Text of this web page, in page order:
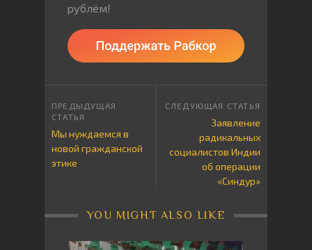
рублём!
Мы нуждаемся в
новой гражданской
этике
Заявление
радикальных
социалистов Индии
об операции
«Синдур»
YOU MIGHT ALSO LIKE